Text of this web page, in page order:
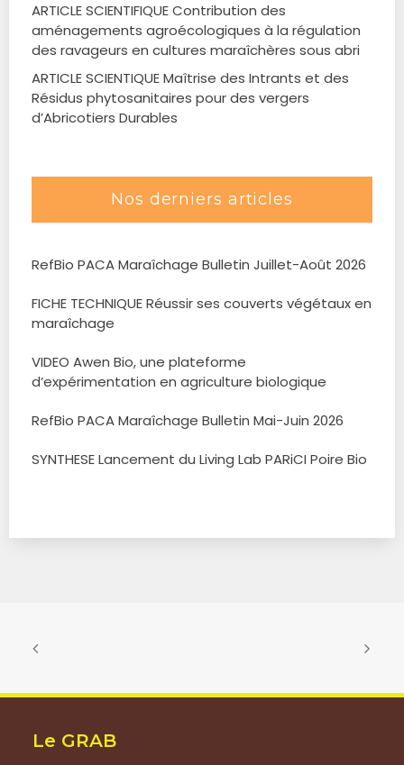
ARTICLE SCIENTIFIQUE Contribution des
aménagements agroécologiques à la régulation
des ravageurs en cultures maraîchères sous abri
ARTICLE SCIENTIQUE Maîtrise des Intrants et des
Résidus phytosanitaires pour des vergers
d’Abricotiers Durables
Nos derniers articles
RefBio PACA Maraîchage Bulletin Juillet-Août 2026
FICHE TECHNIQUE Réussir ses couverts végétaux en
maraîchage
VIDEO Awen Bio, une plateforme
d’expérimentation en agriculture biologique
RefBio PACA Maraîchage Bulletin Mai-Juin 2026
SYNTHESE Lancement du Living Lab PARiCI Poire Bio
Le GRAB